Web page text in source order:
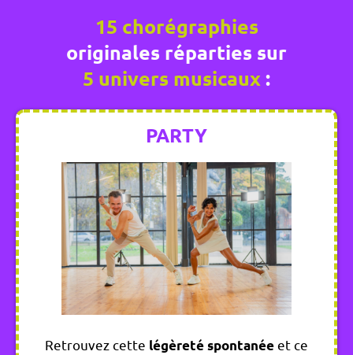
15 chorégraphies
originales réparties sur
5 univers musicaux:
PARTY
Retrouvez cette légèreté spontanéeet ce